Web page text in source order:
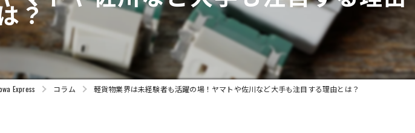
未経験
経験者優遇
高収入
？
Express コラム 軽貨物業界は未経験者も活躍の場！ヤマトや佐川など大手も注目する理由とは？